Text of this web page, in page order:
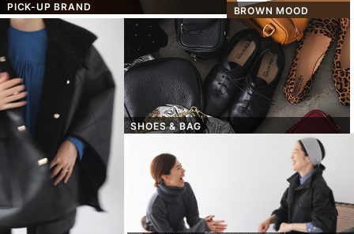
BROWN MOOD
PICK-UP BRAND
SHOES & BAG